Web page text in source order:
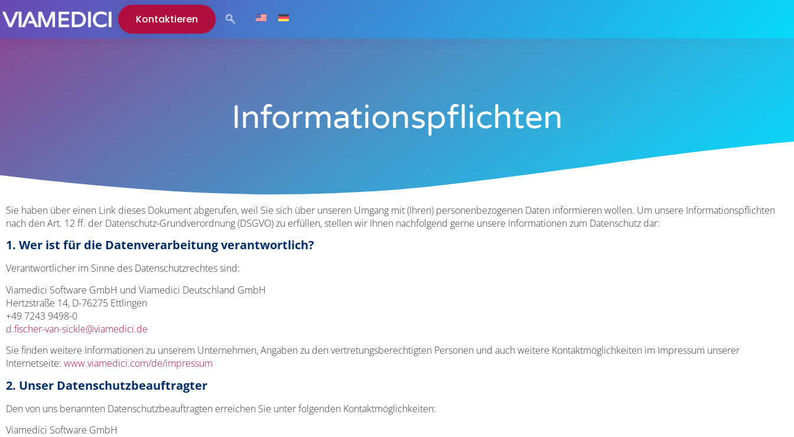
Kontaktieren
Informationspflichten
Sie haben über einen Link dieses Dokument abgerufen, weil Sie sich über unseren Umgang mit (Ihren) personenbezogenen Daten informieren wollen. Um unsere Informationspflichten
nach den Art. 12 ff. der Datenschutz-Grundverordnung (DSGVO) zu erfüllen, stellen wir Ihnen nachfolgend gerne unsere Informationen zum Datenschutz dar:
1. Wer ist für die Datenverarbeitung verantwortlich?
Verantwortlicher im Sinne des Datenschutzrechtes sind:
Viamedici Software GmbH und Viamedici Deutschland GmbH
Hertzstraße 14, D-76275 Ettlingen
+49 7243 9498-0
d.fischer-van-sickle@viamedici.de
Sie finden weitere Informationen zu unserem Unternehmen, Angaben zu den vertretungsberechtigten Personen und auch weitere Kontaktmöglichkeiten im Impressum unserer
Internetseite: www.viamedici.com/de/impressum
2. Unser Datenschutzbeauftragter
Den von uns benannten Datenschutzbeauftragten erreichen Sie unter folgenden Kontaktmöglichkeiten:
Viamedici Software GmbH